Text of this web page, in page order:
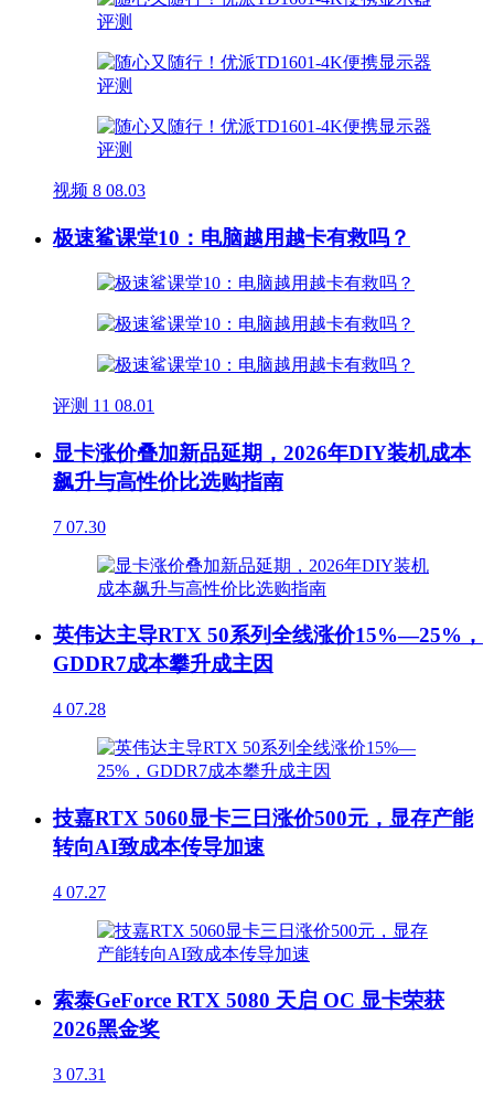
视频 8 08.03
极速鲨课堂10：电脑越用越卡有救吗？
评测 11 08.01
显卡涨价叠加新品延期，2026年DIY装机成本
飙升与高性价比选购指南
7 07.30
英伟达主导RTX 50系列全线涨价15%—25%，
GDDR7成本攀升成主因
4 07.28
技嘉RTX 5060显卡三日涨价500元，显存产能
转向AI致成本传导加速
4 07.27
索泰GeForce RTX 5080 天启 OC 显卡荣获
2026黑金奖
3 07.31